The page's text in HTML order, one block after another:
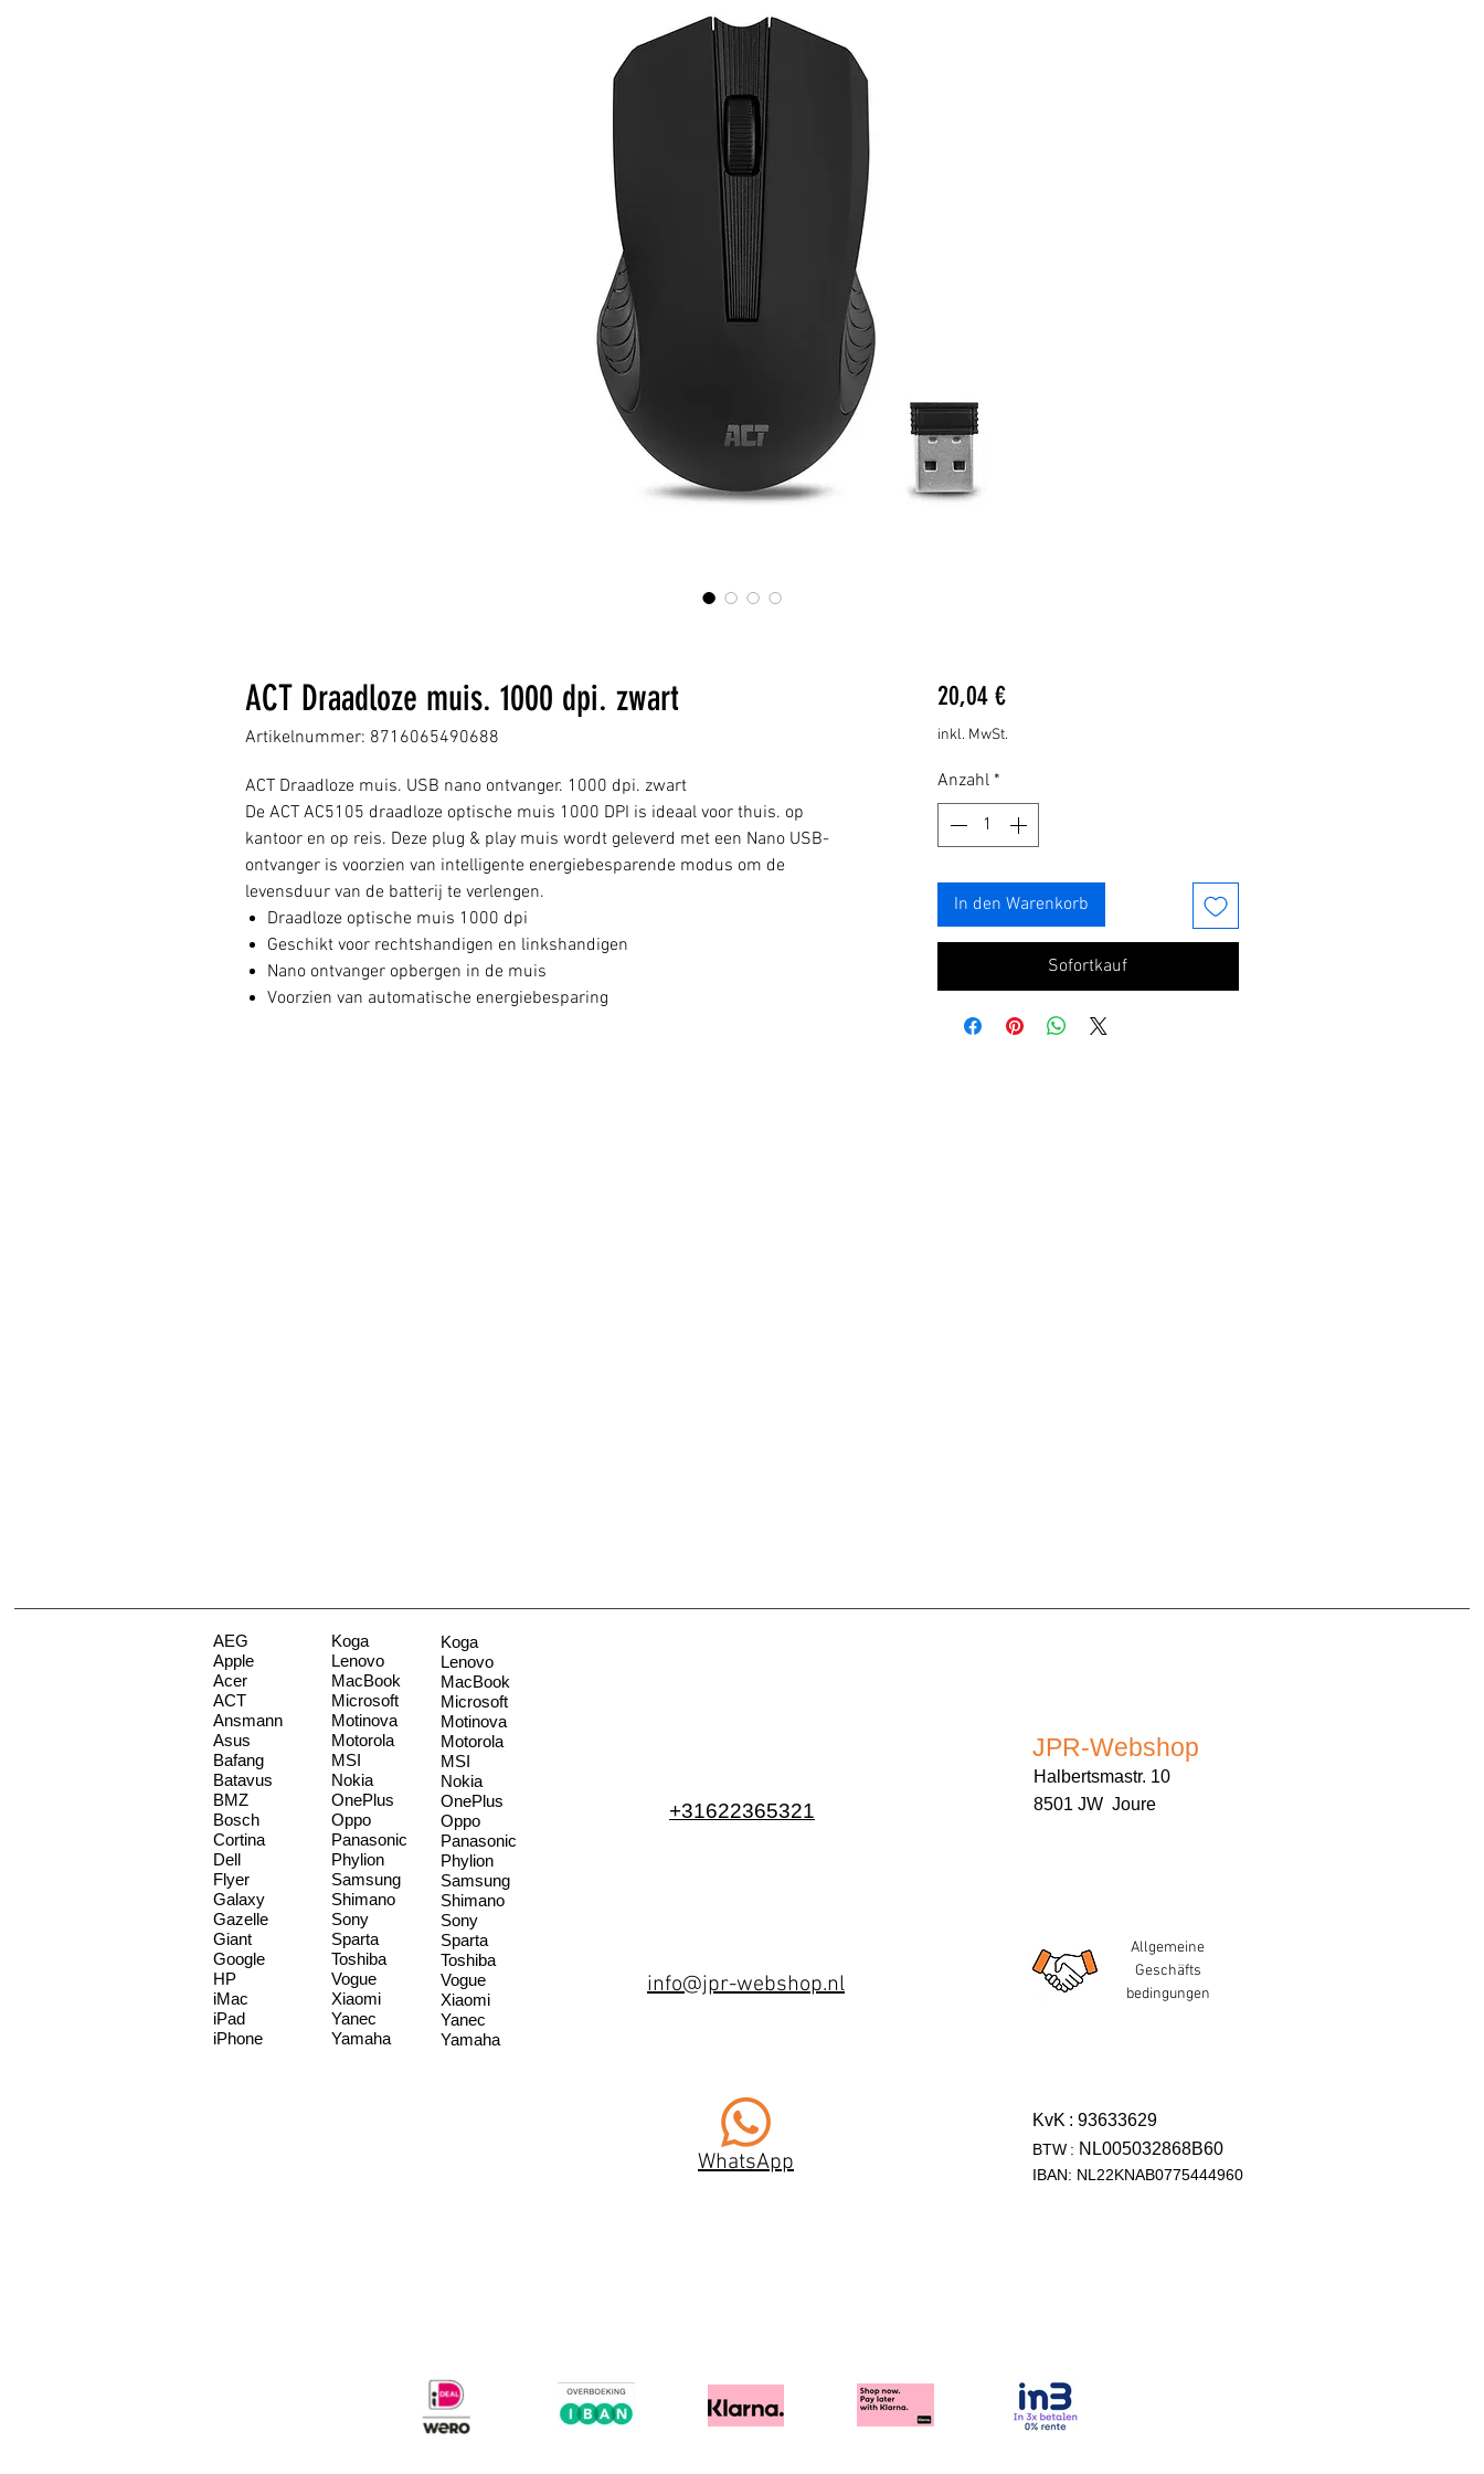
ACT Draadloze muis. 1000 dpi. zwart
Artikelnummer: 8716065490688
ACT Draadloze muis. USB nano ontvanger. 1000 dpi. zwart
De ACT AC5105 draadloze optische muis 1000 DPI is ideaal voor thuis. op
kantoor en op reis. Deze plug & play muis wordt geleverd met een Nano USB-
ontvanger is voorzien van intelligente energiebesparende modus om de
levensduur van de batterij te verlengen.
Draadloze optische muis 1000 dpi
Geschikt voor rechtshandigen en linkshandigen
Nano ontvanger opbergen in de muis
Voorzien van automatische energiebesparing
20,04 €Preis
inkl. MwSt.
Anzahl *
In den Warenkorb
Sofortkauf
AEG
Apple
Acer
ACT
Ansmann
Asus
Bafang
Batavus
BMZ
Bosch
Cortina
Dell
Flyer
Galaxy
Gazelle
Giant
Google
HP
iMac
iPad
iPhone
Koga
Lenovo
MacBook
Microsoft
Motinova
Motorola
MSI
Nokia
OnePlus
Oppo
Panasonic
Phylion
Samsung
Shimano
Sony
Sparta
Toshiba
Vogue
Xiaomi
Yanec
Yamaha
Koga
Lenovo
MacBook
Microsoft
Motinova
Motorola
MSI
Nokia
OnePlus
Oppo
Panasonic
Phylion
Samsung
Shimano
Sony
Sparta
Toshiba
Vogue
Xiaomi
Yanec
Yamaha
+31622365321
info@jpr-webshop.nl
WhatsApp
JPR-Webshop
Halbertsmastr. 10
8501 JW Joure
Allgemeine
Geschäfts
bedingungen
KvK : 93633629
BTW : NL005032868B60
IBAN: NL22KNAB0775444960